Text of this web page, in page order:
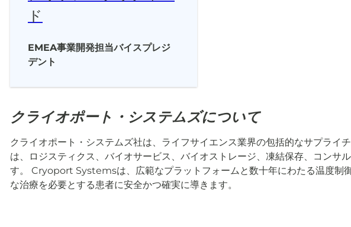
ド
EMEA事業開発担当バイスプレジ
デント
クライオポート・システムズについて
クライオポート・システムズ社は、ライフサイエンス業界の包括的なサプラ
は、ロジスティクス、バイオサービス、バイオストレージ、凍結保存、コンサ
す。 Cryoport Systemsは、広範なプラットフォームと数十年にわたる温度制
な治療を必要とする患者に安全かつ確実に導きます。